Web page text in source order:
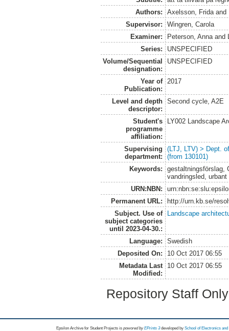
Authors:
Axelsson, Frida and
Supervisor:
Wingren, Carola
Examiner:
Peterson, Anna and
Series:
UNSPECIFIED
Volume/Sequential
designation:
UNSPECIFIED
Year of
Publication:
2017
Level and depth
descriptor:
Second cycle, A2E
Student's
programme
affiliation:
LY002 Landscape
Supervising
department:
(LTJ, LTV) > Dept.
(from 130101)
Keywords:
gestaltningsförslag,
vandringsled,
URN:NBN:
Permanent URL:
http://urn.kb.se/
Subject. Use of
subject categories
until 2023-04-30.:
Landscape
Language:
Swedish
Deposited On:
10 Oct 2017 06:55
Metadata Last
Modified:
10 Oct 2017 06:55
Repository Staff
Epsilon Archive for Student Projects is powored byEPrints 3 developed by School of Electronics